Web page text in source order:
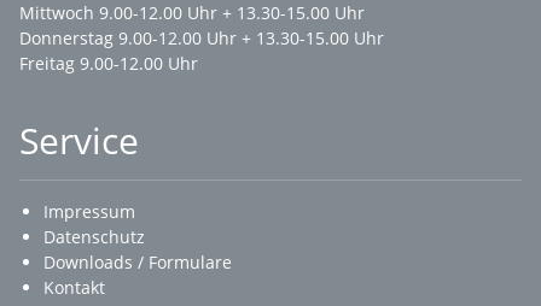
Mittwoch 9.00-12.00 Uhr + 13.30-15.00 Uhr
Donnerstag 9.00-12.00 Uhr + 13.30-15.00 Uhr
Freitag 9.00-12.00 Uhr
Service
Impressum
Datenschutz
Downloads / Formulare
Kontakt